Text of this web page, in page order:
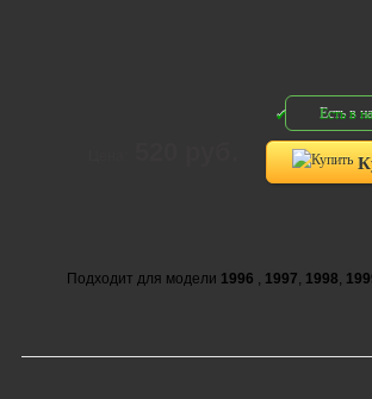
Есть в
Подходит для модели 1996 , 1997, 1998,